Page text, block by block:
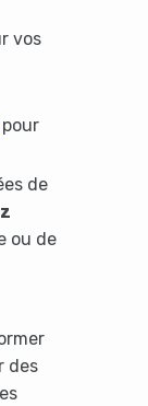
vos
de
ou de
des